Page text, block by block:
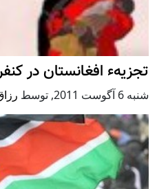
تجزیهء افغانستان در
شنبه 6 آگوست 2011 , توسط